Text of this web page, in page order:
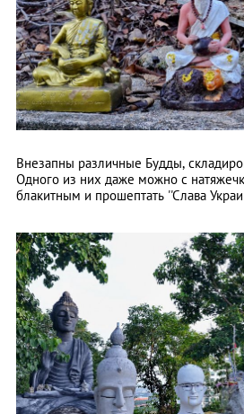
Внезапны различные Будды,
Одного из них даже можно с
блакитным и прошептать ''Слава